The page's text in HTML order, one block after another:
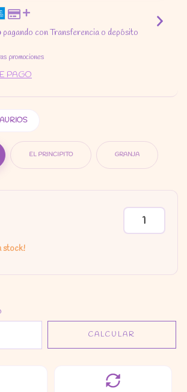
pagando con Transferencia o depósito
promociones
PAGO
EL PRINCIPITO GRANJA
stock!
CALCULAR